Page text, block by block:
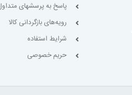
پاسخ به پرسشهای
رویه‌های بازگردانی کالا
شرایط استفاده
حریم خصوصی